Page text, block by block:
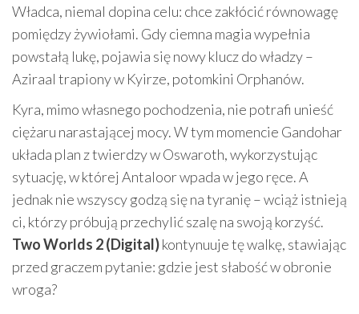
Władca, niemal dopina celu: chce zakłócić równowagę
pomiędzy żywiołami. Gdy ciemna magia wypełnia
powstałą lukę, pojawia się nowy klucz do władzy –
Aziraal trapiony w Kyirze, potomkini Orphanów.
Kyra, mimo własnego pochodzenia, nie potrafi unieść
ciężaru narastającej mocy. W tym momencie Gandohar
układa plan z twierdzy w Oswaroth, wykorzystując
sytuację, w której Antaloor wpada w jego ręce. A
jednak nie wszyscy godzą się na tyranię – wciąż istnieją
ci, którzy próbują przechylić szalę na swoją korzyść.
Two Worlds 2 (Digital)kontynuuje tę walkę, stawiając
przed graczem pytanie: gdzie jest słabość w obronie
wroga?